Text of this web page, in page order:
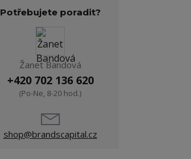
Potřebujete poradit?
Žanet Bandová
+420 702 136 620
(Po-Ne, 8-20 hod.)
shop@brandscapital.cz